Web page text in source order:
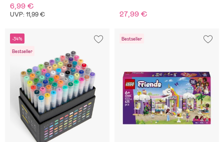
6,99 €
UVP: 11,99 € 27,99 €
-34%
Bestseller
Bestseller